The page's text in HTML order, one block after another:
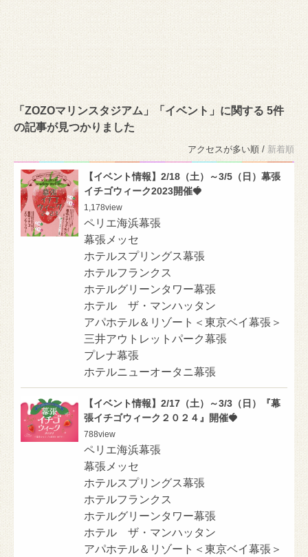
「ZOZOマリンスタジアム」「イベント」に関する 5件
の記事が見つかりました
アクセスが多い順 / 新着順
【イベント情報】2/18（土）～3/5（日）幕張
イチゴウィーク2023開催🍓
1,178view
ペリエ海浜幕張
幕張メッセ
ホテルスプリングス幕張
ホテルフランクス
ホテルグリーンタワー幕張
ホテル ザ・マンハッタン
アパホテル＆リゾート＜東京ベイ幕張＞
三井アウトレットパーク幕張
プレナ幕張
ホテルニューオータニ幕張
【イベント情報】2/17（土）～3/3（日）『幕
張イチゴウィーク２０２４』開催🍓
788view
ペリエ海浜幕張
幕張メッセ
ホテルスプリングス幕張
ホテルフランクス
ホテルグリーンタワー幕張
ホテル ザ・マンハッタン
アパホテル＆リゾート＜東京ベイ幕張＞